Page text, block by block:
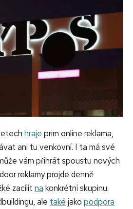
hraje prim online reklama,
ani tu venkovní. I ta má své
vám přihrát spoustu nových
reklamy projde denně
zacílit na konkrétní skupinu.
ale také jako podpora